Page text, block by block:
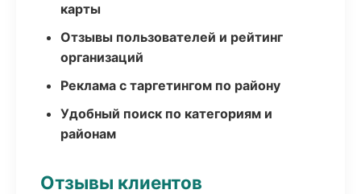
карты
Отзывы пользователей и рейтинг
организаций
Реклама с таргетингом по району
Удобный поиск по категориям и
районам
Отзывы клиентов